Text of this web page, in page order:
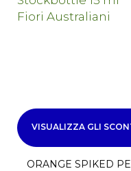
VISUALIZZA GLI
ORANGE SPIKED